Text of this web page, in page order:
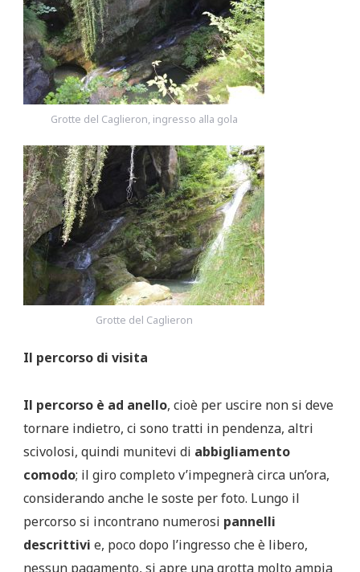
Grotte del Caglieron, ingresso alla gola
Grotte del Caglieron
Il percorso di visita
Il percorso è ad anello, cioè per uscire non si deve
tornare indietro, ci sono tratti in pendenza, altri
scivolosi, quindi munitevi di abbigliamento
comodo; il giro completo v’impegnerà circa un’ora,
considerando anche le soste per foto. Lungo il
percorso si incontrano numerosi pannelli
descrittivi e, poco dopo l’ingresso che è libero,
nessun pagamento, si apre una grotta molto ampia